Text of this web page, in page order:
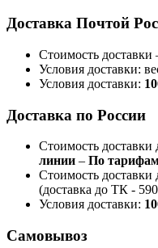
Доставка Почтой
Стоимость доставки
Условия доставки:
Условия доставки:
Доставка по России
Стоимость
линии – По
Стоимость доставки
(доставка до ТК -
Условия доставки:
Самовывоз